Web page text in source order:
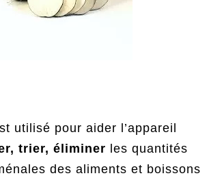
utilisé pour aider l’appareil
trier, éliminer les quantités
des aliments et boissons